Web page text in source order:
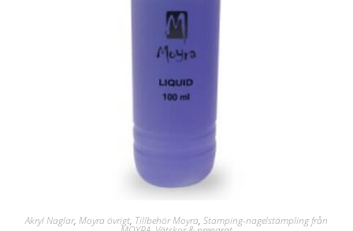
Akryl Naglar, Moyra övrigt, Tillbehör Moyra, Stamping-nagelstämpling från